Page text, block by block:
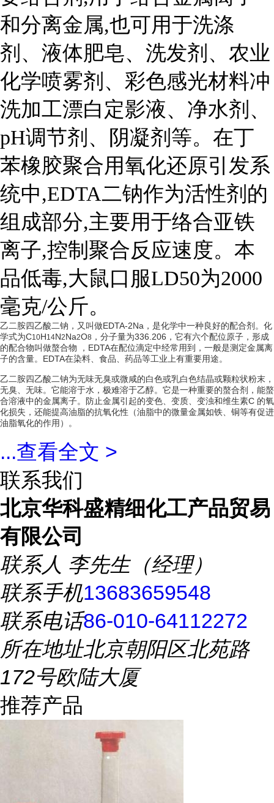
和分离金属,也可用于洗涤
剂、液体肥皂、洗发剂、农业
化学喷雾剂、彩色感光材料冲
洗加工漂白定影液、净水剂、
pH调节剂、阴凝剂等。在丁
苯橡胶聚合用氧化还原引发系
统中,EDTA二钠作为活性剂的
组成部分,主要用于络合亚铁
离子,控制聚合反应速度。本
品低毒,大鼠口服LD50为2000
毫克/公斤。
乙二胺四乙酸二钠，又叫做EDTA-2Na，是化学中一种良好的配合剂。化
学式为C10H14N2Na2O8 ，分子量为336.206，它有六个配位原子，形成
的配合物叫做螯合物
，EDTA在配位滴定中经常用到，一般是测定金属离
子的含量。EDTA在染料、食品、药品等工业上有重要用途。
乙二胺四乙酸二钠为无味无臭或微咸的白色或乳白色结晶或颗粒状粉末，
无臭、无味。它能溶于水，极难溶于乙醇。它是一种重要的螯合剂，能螯
合溶液中的金属离子。防止金属引起的变色、变质、变浊和维生素C 的氧
化损失，还能提高油脂的抗氧化性（油脂中的微量金属如铁、铜等有促进
油脂氧化的作用）。
...查看全文 >
联系我们
北京华科盛精细化工产品贸易
有限公司
联系人 李先生（经理）
联系手机13683659548
联系电话86-010-64112272
所在地址北京朝阳区北苑路
172号欧陆大厦
推荐产品